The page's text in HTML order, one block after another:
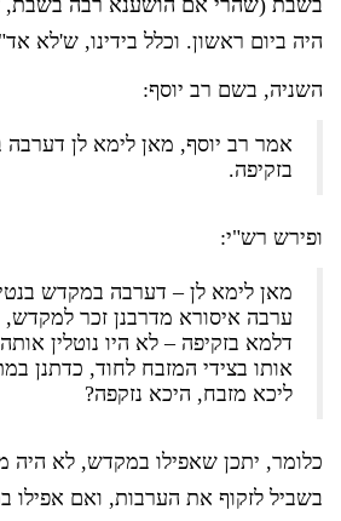
בשבת (שהרי אם הושענא רבה
היה ביום ראשון. וכלל בידינו, ש'לא
השניה, בשם רב יוסף:
אמר רב יוסף, מאן לימא לן דערבה
בזקיפה.
ופירש רש"י:
מאן לימא לן – דערבה במקדש
ערבה איסורא מדרבנן זכר למקדש,
דלמא בזקיפה – לא היו נוטלין
אותו בצידי המזבח לחוד, כדתנן
ליכא מזבח, היכא נזקפה?
כלומר, יתכן שאפילו במקדש, לא
בשביל לזקוף את הערבות, ואם אפילו